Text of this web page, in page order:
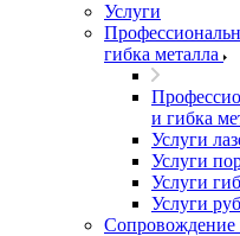
Услуги
гибка металла
и гибка
Услуги
Услуги
Услуги
Услуги
Сопровождение